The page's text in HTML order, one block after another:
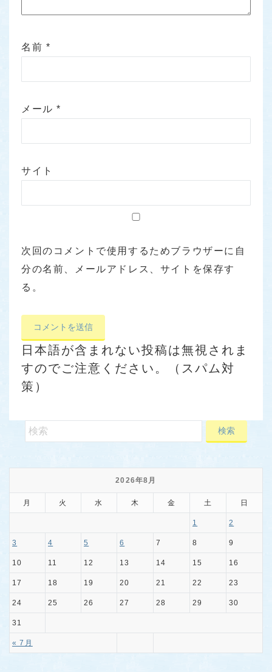
名前 *
メール*
サイト
次回のコメントで使用するためブラウザーに自
分の名前、メールアドレス、サイトを保存す
る。
日本語が含まれない投稿は無視されま
すのでご注意ください。（スパム対
策）
2026年8月
月 火 水 木 金 土 日
« 7月
1 2
3 4 5 6 7 8 9
10 11 12 13 14 15 16
17 18 19 20 21 22 23
24 25 26 27 28 29 30
31